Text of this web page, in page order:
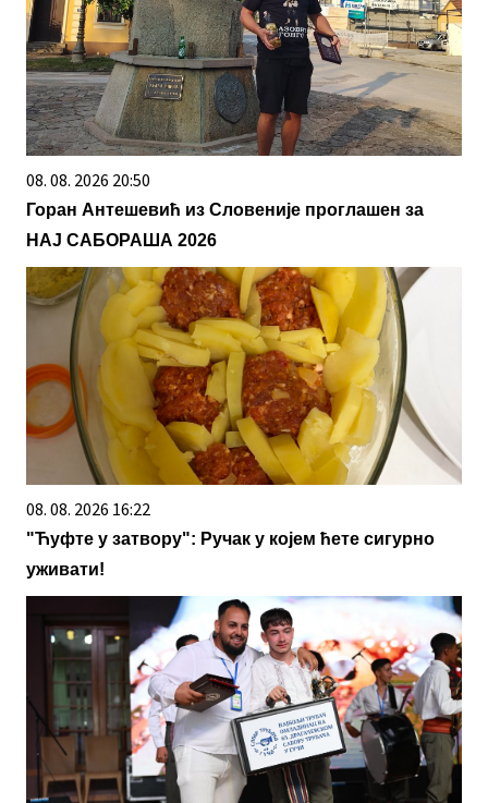
08. 08. 2026 20:50
Горан Антешевић из Словеније проглашен за
НАЈ САБОРАША 2026
08. 08. 2026 16:22
"Ћуфте у затвору": Ручак у којем ћете сигурно
уживати!